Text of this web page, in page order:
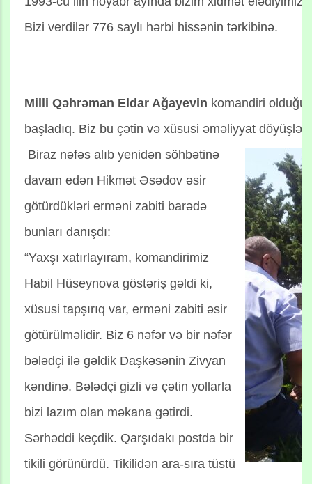
Bizi verdilər 776 saylı hərbi hissənin tərkibinə.
Milli Qəhrəman Eldar Ağayevin komandiri olduğu
başladıq. Biz bu çətin və xüsusi əməliyyat
Biraz nəfəs alıb yenidən söhbətinə
davam edən Hikmət Əsədov əsir
götürdükləri erməni zabiti barədə
bunları danışdı:
“Yaxşı xatırlayıram, komandirimiz
Habil Hüseynova göstəriş gəldi ki,
xüsusi tapşırıq var, erməni zabiti əsir
götürülməlidir. Biz 6 nəfər və bir nəfər
bələdçi ilə gəldik Daşkəsənin Zivyan
kəndinə. Bələdçi gizli və çətin yollarla
bizi lazım olan məkana gətirdi.
Sərhəddi keçdik. Qarşıdakı postda bir
tikili görünürdü. Tikilidən ara-sıra tüstü